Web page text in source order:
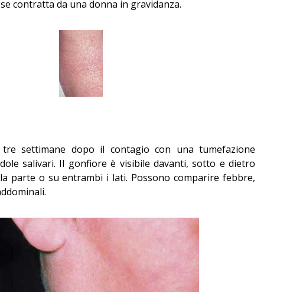
contratta da una donna in gravidanza.
settimane dopo il contagio con una tumefazione
salivari. Il gonfiore è visibile davanti, sotto e dietro
parte o su entrambi i lati. Possono comparire febbre,